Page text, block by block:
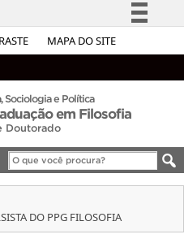
MAPA DO SITE
Simplifique!
Acesso à informação
Canais
Sociologia e Política
em Filosofia
Doutorado
DO PPG FILOSOFIA